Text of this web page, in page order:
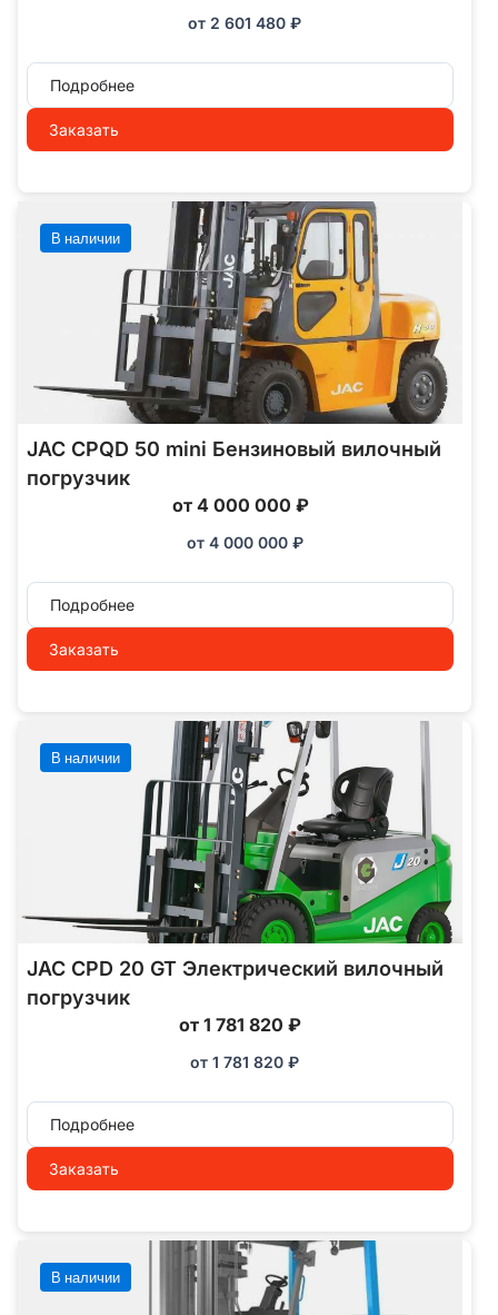
от 2 601 480 ₽
Подробнее
Заказать
В наличии
JAC CPQD 50 mini Бензиновый вилочный
погрузчик
от 4 000 000 ₽
от 4 000 000 ₽
Подробнее
Заказать
В наличии
JAC CPD 20 GT Электрический вилочный
погрузчик
от 1 781 820 ₽
от 1 781 820 ₽
Подробнее
Заказать
В наличии